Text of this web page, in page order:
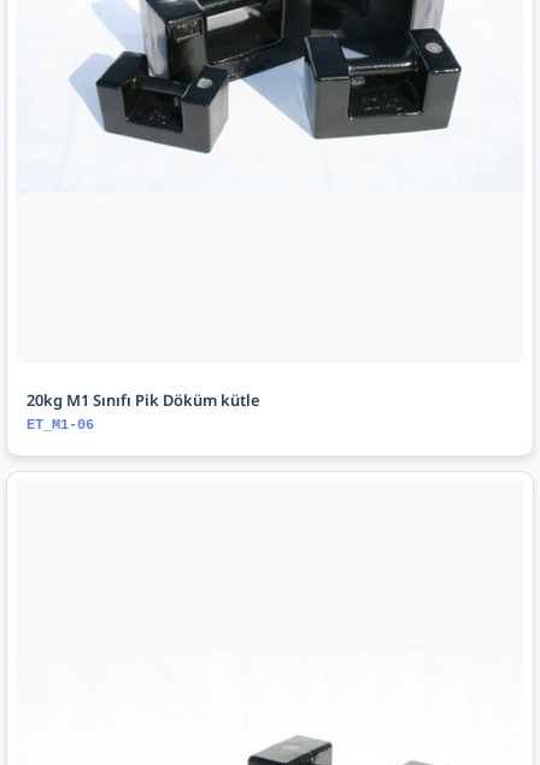
20kg M1 Sınıfı Pik Döküm kütle
ET_M1-06